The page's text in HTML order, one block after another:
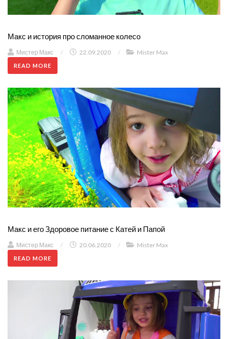
Макс и история про сломанное колесо
Мистер Макс / 22.09.2020 / Mister Max
READ MORE
Макс и его Здоровое питание с Катей и Папой
Мистер Макс / 20.06.2020 / Mister Max
READ MORE